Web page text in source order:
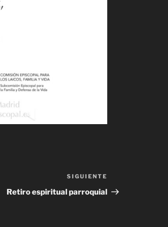
entrada
SIGUIENTE
Retiro espiritual parroquial